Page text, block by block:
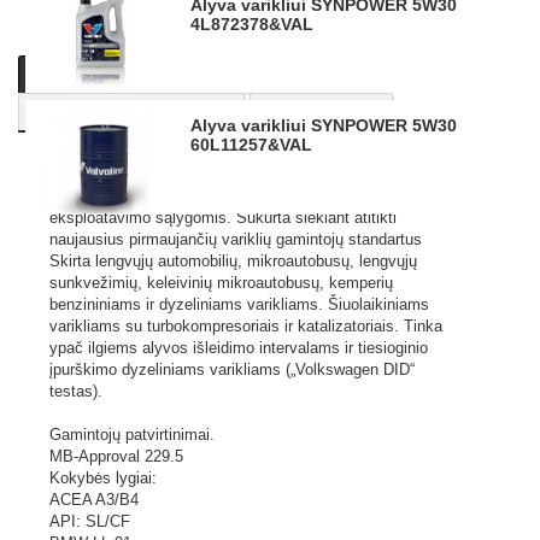
Alyva varikliui SYNPOWER 5W30
4L872378&VAL
Alyva varikliui SYNPOWER 5W30
60L11257&VAL
Aprašymas
Aukščiausios kokybės visiškai sintetinė variklio alyva.
Sukurta maksimaliam našumui ir apsaugai visomis
eksploatavimo sąlygomis. Sukurta siekiant atitikti
naujausius pirmaujančių variklių gamintojų standartus
Skirta lengvųjų automobilių, mikroautobusų, lengvųjų
sunkvežimių, keleivinių mikroautobusų, kemperių
benzininiams ir dyzeliniams varikliams. Šiuolaikiniams
varikliams su turbokompresoriais ir katalizatoriais. Tinka
ypač ilgiems alyvos išleidimo intervalams ir tiesioginio
įpurškimo dyzeliniams varikliams („Volkswagen DID“
testas).
Gamintojų patvirtinimai.
MB-Approval 229.5
Kokybės lygiai:
ACEA A3/B4
API: SL/CF